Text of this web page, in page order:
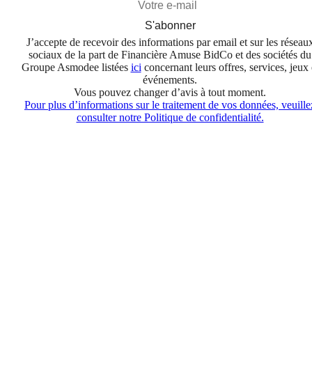
S'abonner
J’accepte de recevoir des informations par email et sur les
sociaux de la part de Financière Amuse BidCo et des sociétés du
Groupe Asmodee listées ici concernant leurs offres, services, jeux
événements.
Vous pouvez changer d’avis à tout moment.
Pour plus d’informations sur le traitement de vos données,
consulter notre Politique de confidentialité.